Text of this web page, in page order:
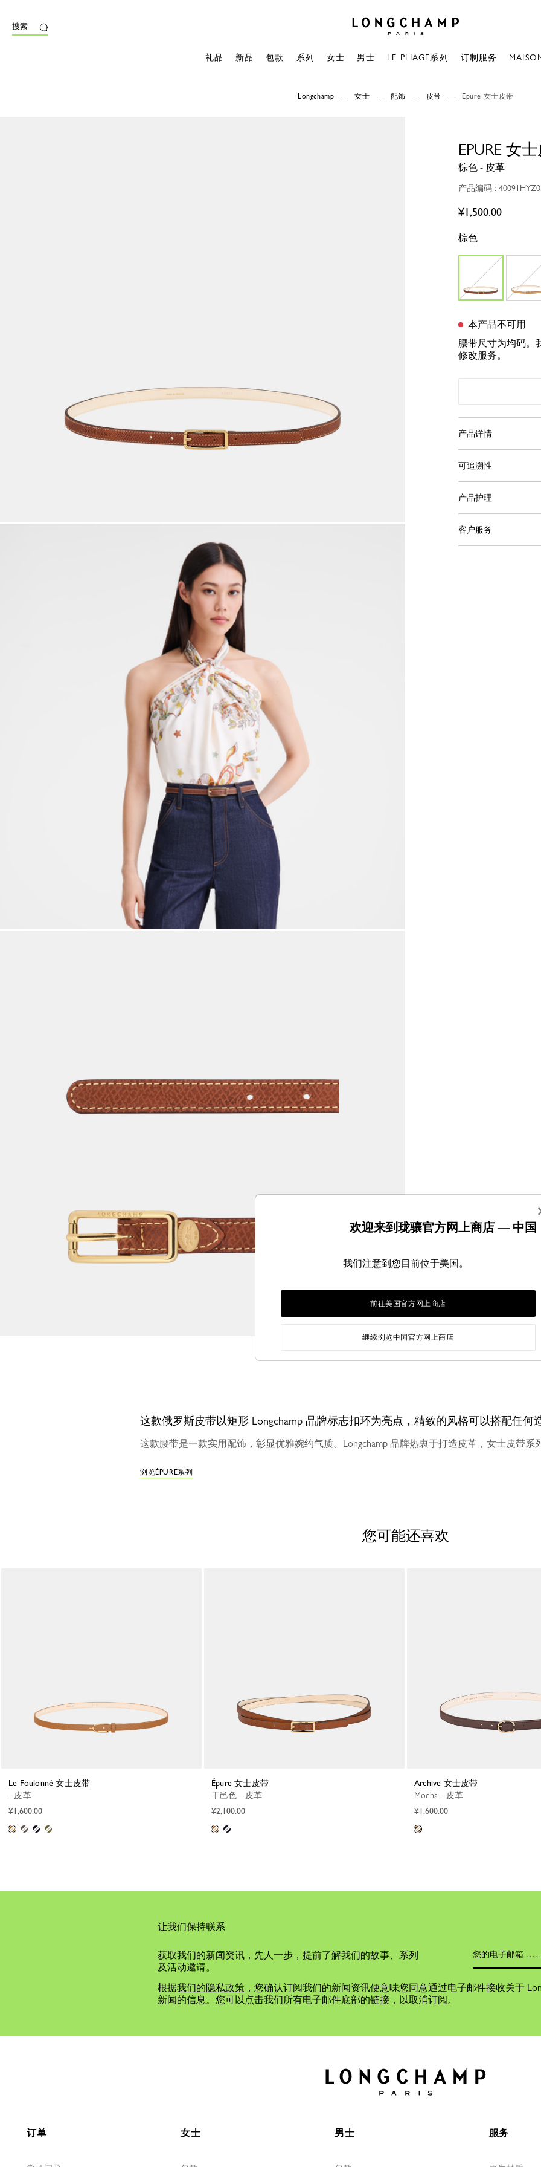
搜索
礼品 新品 包款 系列 女士 男士 LE PLIAGE系列 订制服务
Longchamp 女士 配饰 皮带 Epure 女士皮带
EPURE 女
棕色 - 皮革
产品编码 :
¥1,500.00
棕色
本产品不可用
腰带尺寸为均码。
修改服务。
产品详情
可追溯性
产品护理
客户服务
这款俄罗斯皮带以矩形 Longchamp 品牌标志扣环为亮点，精致的风格可以搭配任何
这款腰带是一款实用配饰，彰显优雅婉约气质。Longchamp 品牌热衷于打造皮革，女士皮带
浏览ÉPURE系列
您可能还喜欢
Le Foulonné 女士皮带
- 皮革
¥1,600.00
Épure 女士皮带
干邑色 - 皮革
¥2,100.00
Archive 女士皮带
Mocha - 皮革
¥1,600.00
让我们保持联系
获取我们的新闻资讯，先人一步，提前了解我们的故事、系列
及活动邀请。
根据我们的隐私政策 ，您确认订阅我们的新闻资讯便意味您同意通过电子邮件接收关于
新闻的信息。您可以点击我们所有电子邮件底部的链接，以取消订阅。
订单 女士 男士 服务
欢迎来到珑骧官方网上商店 — 中国
我们注意到您目前位于美国。
前往美国官方网上商店
继续浏览中国官方网上商店